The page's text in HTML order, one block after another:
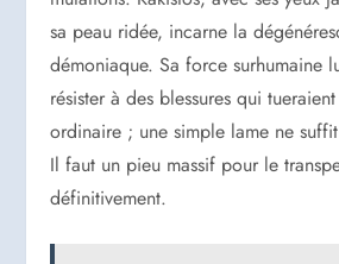
sa peau ridée, incarne la
démoniaque. Sa force surhumaine
résister à des blessures qui
ordinaire ; une simple lame ne
Il faut un pieu massif pour le
définitivement.